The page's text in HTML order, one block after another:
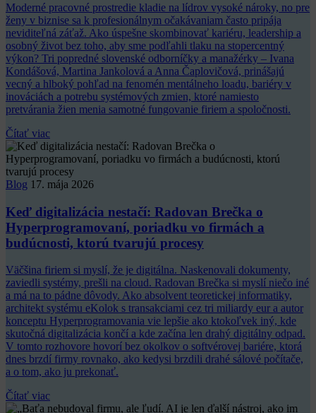
Moderné pracovné prostredie kladie na lídrov vysoké nároky, no pre
ženy v biznise sa k profesionálnym očakávaniam často pripája
neviditeľná záťaž. Ako úspešne skombinovať kariéru, leadership a
osobný život bez toho, aby sme podľahli tlaku na stopercentný
výkon? Tri popredné slovenské odborníčky a manažérky – Ivana
Kondášová, Martina Jankolová a Anna Čaplovičová, prinášajú
vecný a hlboký pohľad na fenomén mentálneho loadu, bariéry v
inováciách a potrebu systémových zmien, ktoré namiesto
pretvárania žien menia samotné fungovanie firiem a spoločnosti.
Čítať viac
Blog 17. mája 2026
Keď digitalizácia nestačí: Radovan Brečka o
Hyperprogramovaní, poriadku vo firmách a
budúcnosti, ktorú tvarujú procesy
Väčšina firiem si myslí, že je digitálna. Naskenovali dokumenty,
zaviedli systémy, prešli na cloud. Radovan Brečka si myslí niečo iné
a má na to pádne dôvody. Ako absolvent teoretickej informatiky,
architekt systému eKolok s transakciami cez tri miliardy eur a autor
konceptu Hyperprogramovania vie lepšie ako ktokoľvek iný, kde
skutočná digitalizácia končí a kde začína len drahý digitálny odpad.
V tomto rozhovore hovorí bez okolkov o softvérovej bariére, ktorá
dnes brzdí firmy rovnako, ako kedysi brzdili drahé sálové počítače,
a o tom, ako ju prekonať.
Čítať viac